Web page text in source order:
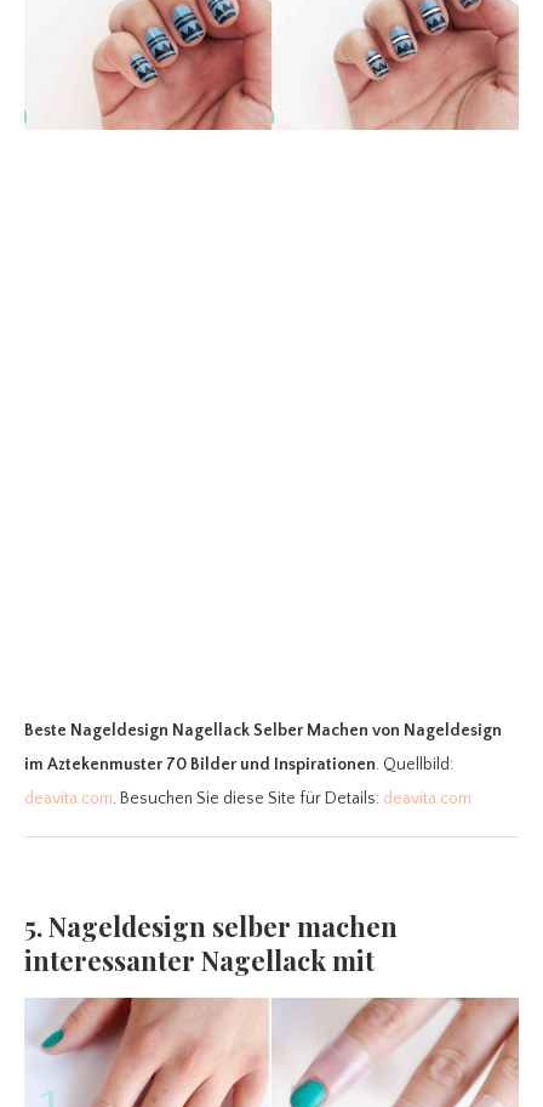
Beste Nageldesign Nagellack Selber Machen von Nageldesign
im Aztekenmuster 70 Bilder und Inspirationen. Quellbild:
deavita.com. Besuchen Sie diese Site für Details: deavita.com
5. Nageldesign selber machen
interessanter Nagellack mit